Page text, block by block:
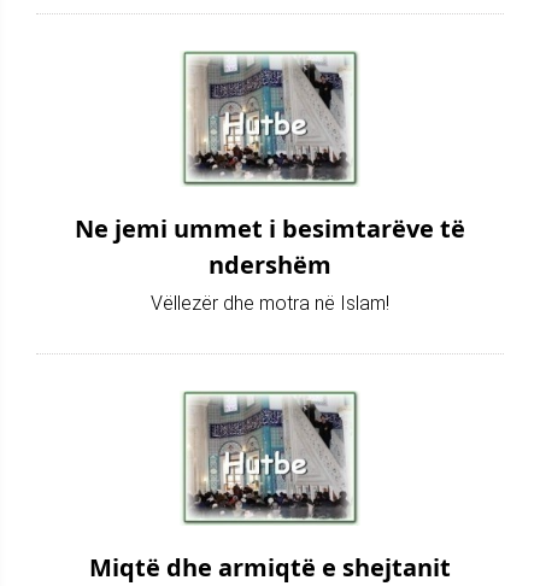
Ne jemi ummet i besimtarëve të
ndershëm
Vëllezër dhe motra në Islam!
Miqtë dhe armiqtë e shejtanit